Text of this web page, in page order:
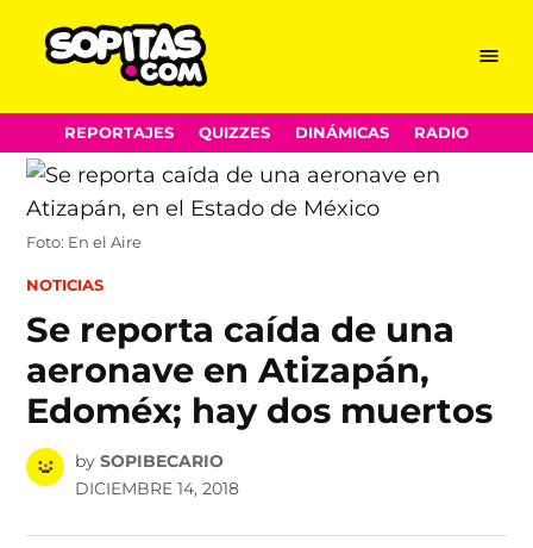
Skip
to
content
Menu
REPORTAJES QUIZZES DINÁMICAS RADIO
Foto: En el Aire
POSTED
NOTICIAS
Se reporta caída de una
aeronave en Atizapán,
Edoméx; hay dos muertos
by SOPIBECARIO
DICIEMBRE 14, 2018